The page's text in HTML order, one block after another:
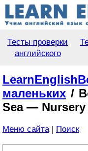
Тесты проверки
английского
маленьких /
Sea — Nursery
Меню сайта| Поиск